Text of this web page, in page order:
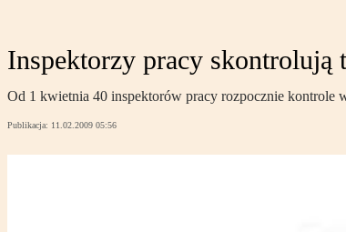
Inspektorzy pracy
Od 1 kwietnia 40 inspektorów pracy rozpocznie kontrole
Publikacja: 11.02.2009 05:56